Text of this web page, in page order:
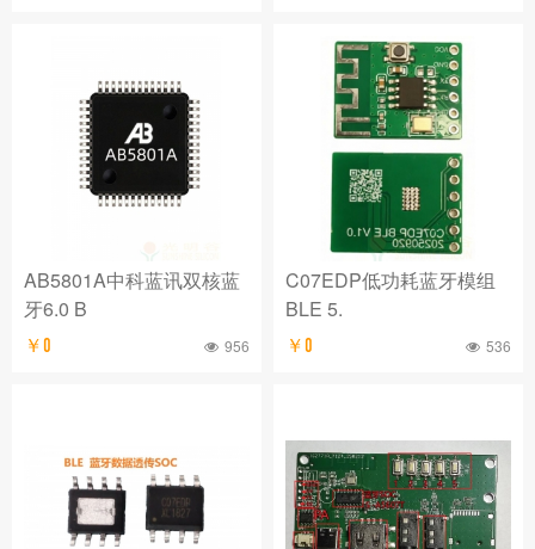
AB5801A中科蓝讯双核蓝
牙6.0 B
￥0 956
C07EDP低功耗蓝牙模组
BLE 5.
￥0 536